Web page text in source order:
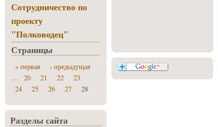
Сотрудничество по
проекту
"Полководец"
Страницы
« первая
‹ предыдущая
…
20 21 22
23
24
25 26 27 28
Разделы сайта